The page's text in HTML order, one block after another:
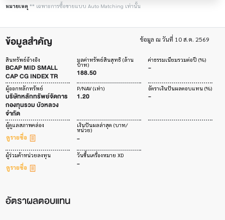
หมายเหตุ ** เฉพาะการซื้อขายแบบ Auto Matching เท่านั้น
ข้อมูลสำคัญ ข้อมูล ณ วันที่ 10 ส.ค. 2569
สินทรัพย์อ้างอิง
BCAP MID SMALL
CAP CG INDEX TR
มูลค่าทรัพย์สินสุทธิ (ล้าน
บาท)
188.50
ค่าธรรมเนียมรวมต่อปี (%)
-
ผู้ออกหลักทรัพย์
บริษัทหลักทรัพย์จัดการ
กองทุนรวม บัวหลวง
จำกัด
P/NAV (เท่า)
1.20
อัตราเงินปันผลตอบแทน (%)
-
ผู้ดูแลสภาพคล่อง
ดูรายชื่อ
เงินปันผลล่าสุด (บาท/
หน่วย)
-
ผู้ร่วมค้าหน่วยลงทุน
ดูรายชื่อ
วันขึ้นเครื่องหมาย XD
-
อัตราผลตอบแทน